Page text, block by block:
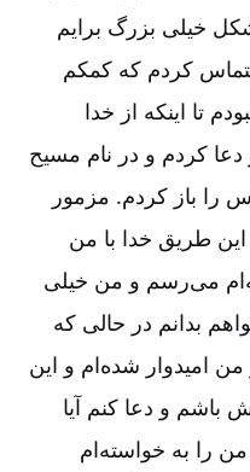
خیلی بزرگ برایم
کردم که کمکم
تا اینکه از خدا
کردم و در نام مسیح
باز کردم. مزمور
آمد. از این طریق خدا با من
می‌رسم و من خیلی
بدانم در حالی که
امیدوار شده‌ام و این
و دعا ‌کنم آیا
را به خواسته‌ام